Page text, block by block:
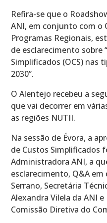
Refira-se que o
ANI, em conjunto com o
Programas Regionais,
de esclarecimento sobre
Simplificados (OCS) nas
2030”.
O Alentejo recebeu a
que vai decorrer em
as regiões NUTII.
Na sessão de Évora, a
de Custos Simplificados
Administradora ANI, a
esclarecimento, Q&A em
Serrano, Secretária
Alexandra Vilela da ANI
Comissão Diretiva do